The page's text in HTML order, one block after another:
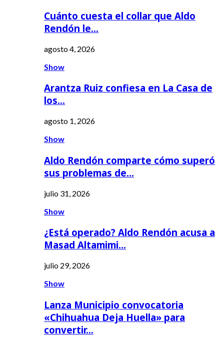
Cuánto cuesta el collar que Aldo
Rendón le…
agosto 4, 2026
Show
Arantza Ruiz confiesa en La Casa de
los…
agosto 1, 2026
Show
Aldo Rendón comparte cómo superó
sus problemas de…
julio 31, 2026
Show
¿Está operado? Aldo Rendón acusa a
Masad Altamimi…
julio 29, 2026
Show
Lanza Municipio convocatoria
«Chihuahua Deja Huella» para
convertir…